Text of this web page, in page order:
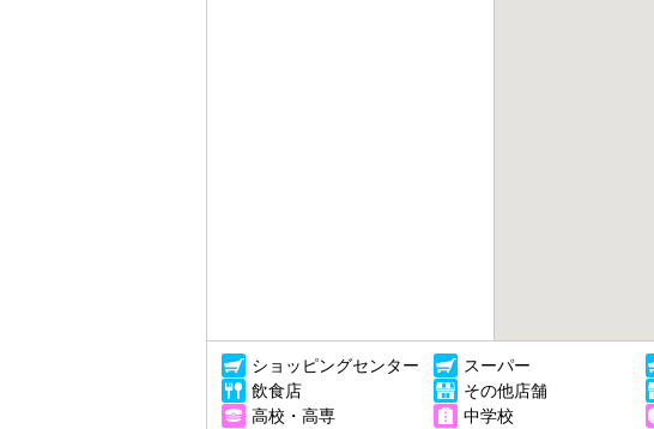
ショッピングセンター スーパー
飲食店
その他店舗
高校・高専
中学校